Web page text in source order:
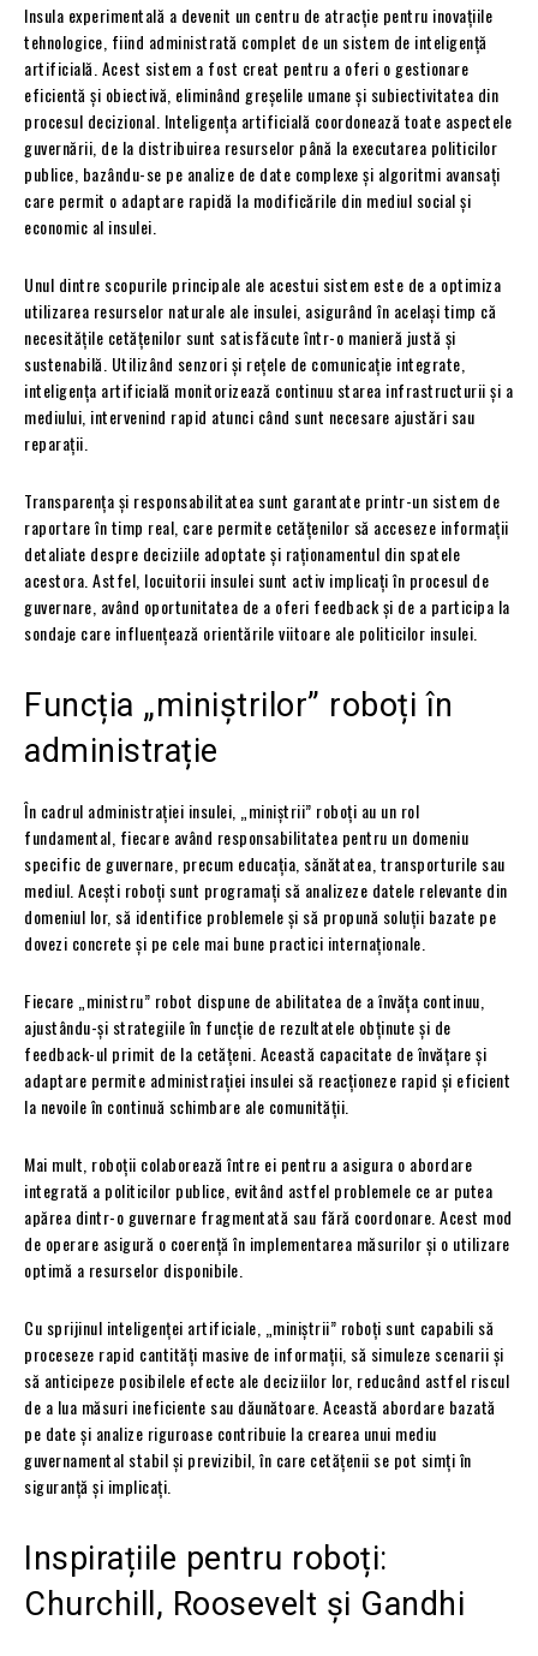
Insula experimentală a devenit un centru de atracție pentru inovațiile
tehnologice, fiind administrată complet de un sistem de inteligență
artificială. Acest sistem a fost creat pentru a oferi o gestionare
eficientă și obiectivă, eliminând greșelile umane și subiectivitatea din
procesul decizional. Inteligența artificială coordonează toate aspectele
guvernării, de la distribuirea resurselor până la executarea politicilor
publice, bazându-se pe analize de date complexe și algoritmi avansați
care permit o adaptare rapidă la modificările din mediul social și
economic al insulei.
Unul dintre scopurile principale ale acestui sistem este de a optimiza
utilizarea resurselor naturale ale insulei, asigurând în același timp că
necesitățile cetățenilor sunt satisfăcute într-o manieră justă și
sustenabilă. Utilizând senzori și rețele de comunicație integrate,
inteligența artificială monitorizează continuu starea infrastructurii și a
mediului, intervenind rapid atunci când sunt necesare ajustări sau
reparații.
Transparența și responsabilitatea sunt garantate printr-un sistem de
raportare în timp real, care permite cetățenilor să acceseze informații
detaliate despre deciziile adoptate și raționamentul din spatele
acestora. Astfel, locuitorii insulei sunt activ implicați în procesul de
guvernare, având oportunitatea de a oferi feedback și de a participa la
sondaje care influențează orientările viitoare ale politicilor insulei.
Funcția „miniștrilor” roboți în
administrație
În cadrul administrației insulei, „miniștrii” roboți au un rol
fundamental, fiecare având responsabilitatea pentru un domeniu
specific de guvernare, precum educația, sănătatea, transporturile sau
mediul. Acești roboți sunt programați să analizeze datele relevante din
domeniul lor, să identifice problemele și să propună soluții bazate pe
dovezi concrete și pe cele mai bune practici internaționale.
Fiecare „ministru” robot dispune de abilitatea de a învăța continuu,
ajustându-și strategiile în funcție de rezultatele obținute și de
feedback-ul primit de la cetățeni. Această capacitate de învățare și
adaptare permite administrației insulei să reacționeze rapid și eficient
la nevoile în continuă schimbare ale comunității.
Mai mult, roboții colaborează între ei pentru a asigura o abordare
integrată a politicilor publice, evitând astfel problemele ce ar putea
apărea dintr-o guvernare fragmentată sau fără coordonare. Acest mod
de operare asigură o coerență în implementarea măsurilor și o utilizare
optimă a resurselor disponibile.
Cu sprijinul inteligenței artificiale, „miniștrii” roboți sunt capabili să
proceseze rapid cantități masive de informații, să simuleze scenarii și
să anticipeze posibilele efecte ale deciziilor lor, reducând astfel riscul
de a lua măsuri ineficiente sau dăunătoare. Această abordare bazată
pe date și analize riguroase contribuie la crearea unui mediu
guvernamental stabil și previzibil, în care cetățenii se pot simți în
siguranță și implicați.
Inspirațiile pentru roboți:
Churchill, Roosevelt și Gandhi